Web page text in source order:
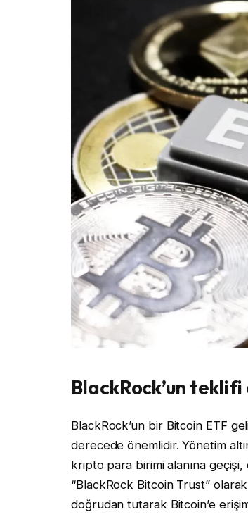
BlackRock’un
BlackRock’un bir Bitcoin ETF
derecede önemlidir. Yönetim
kripto para birimi alanına geçişi,
“BlackRock Bitcoin Trust”
doğrudan tutarak Bitcoin’e